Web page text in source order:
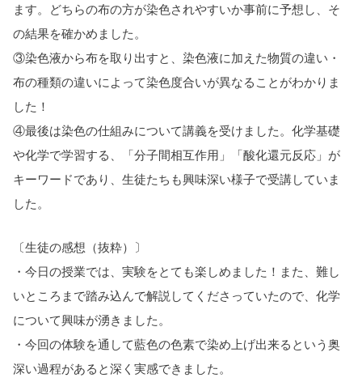
ます。どちらの布の方が染色されやすいか事前に予想し、そ
の結果を確かめました。
③染色液から布を取り出すと、染色液に加えた物質の違い・
布の種類の違いによって染色度合いが異なることがわかりま
した！
④最後は染色の仕組みについて講義を受けました。化学基礎
や化学で学習する、「分子間相互作用」「酸化還元反応」が
キーワードであり、生徒たちも興味深い様子で受講していま
した。
〔生徒の感想（抜粋）〕
・今日の授業では、実験をとても楽しめました！また、難し
いところまで踏み込んで解説してくださっていたので、化学
について興味が湧きました。
・今回の体験を通して藍色の色素で染め上げ出来るという奥
深い過程があると深く実感できました。